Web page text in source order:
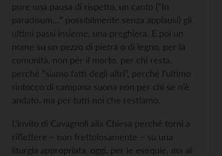
pure una pausa di rispetto, un canto (“In
paradisum…” possibilmente senza applausi) gli
ultimi passi insieme, una preghiera. E poi un
nome su un pezzo di pietra o di legno, per la
comunità, non per il morto, per chi resta,
perché “siamo fatti degli altri”, perché l’ultimo
rintocco di campana suona non per chi se n’è
andato, ma per tutti noi che restiamo.
L’invito di Cavagnoli alla Chiesa perché torni a
riflettere – non frettolosamente – su una
liturgia appropriata, oggi, per le esequie, ma al